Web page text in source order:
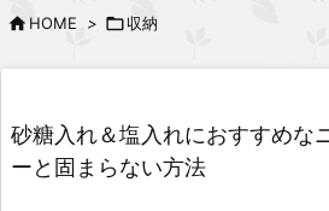
 HOME > 収納
砂糖入れ＆塩入れにおすすめな
ーと固まらない方法